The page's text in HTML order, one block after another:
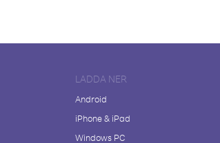
LADDA NER
Android
iPhone & iPad
Windows PC